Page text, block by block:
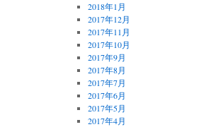
2018年1月
2017年12月
2017年11月
2017年10月
2017年9月
2017年8月
2017年7月
2017年6月
2017年5月
2017年4月